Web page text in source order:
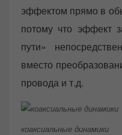
эффектом прямо в
потому что эффект
пути»
вместо
провода и т.д.
коаксиальные динамики